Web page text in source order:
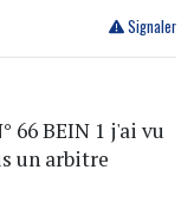
Signaler
66 BEIN 1 j'ai vu
un arbitre